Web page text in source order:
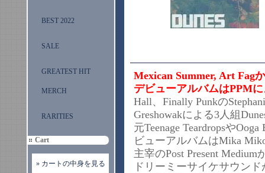
BEST 2022
SALE
GREATEST HIT
MERCH
RARITIES
Cart
» カートの中身を見る
Mexican Summer, Art Fag
デビューアルバムはPPM
Hall、Finally Punkの
Greshowakによる3人組
元Teenage Teardropsや
ビューアルバムはMika
主宰のPost Present
ドリーミーサイケサウン